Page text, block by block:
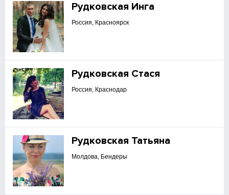
Рудковская Инга
Россия, Красноярск
Рудковская Стася
Россия, Краснодар
Рудковская Татьяна
Молдова, Бендеры